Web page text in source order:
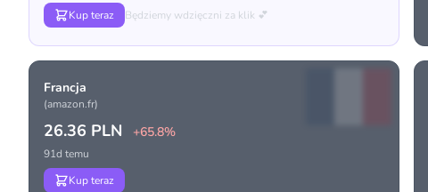
Kup teraz
Będziemy wdzięczni za klik 💕
Francja
(amazon.fr)
26.36 PLN +65.8%
91d temu
Kup teraz